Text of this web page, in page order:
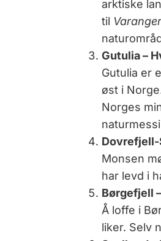
arktiske
til
Gutulia –
Gutulia er
øst i
Norges
Dovrefjell-
Monsen
har levd i
Børgefjell
Å loffe i
liker. Selv